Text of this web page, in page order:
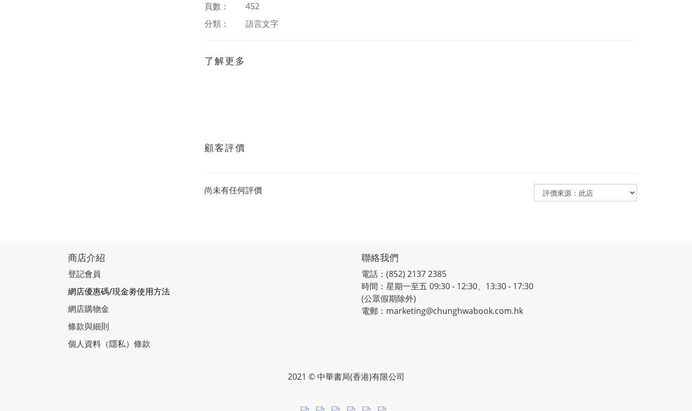
頁數： 452
分類：
語言文字
了解更多
顧客評價
尚未有任何評價
商店介紹
登記會員
網店優惠碼/現金劵使用方法
網店購物金
條款與細則
個人資料（隱私）條款
聯絡我們
電話：(852) 2137 2385
時間：星期一至五 09:30 - 12:30、13:30 - 17:30
(公眾假期除外)
電郵：marketing@chunghwabook.com.hk
2021 © 中華書局(香港)有限公司